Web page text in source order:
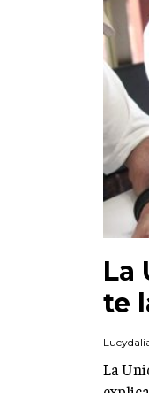
La
te
La